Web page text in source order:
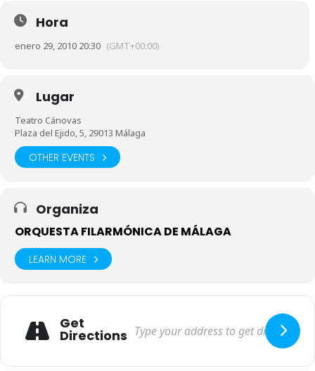
Hora
enero 29, 2010 20:30 (GMT+00:00)
Lugar
Teatro Cánovas
Plaza del Ejido, 5, 29013 Málaga
OTHER EVENTS
Organiza
ORQUESTA FILARMÓNICA DE MÁLAGA
LEARN MORE
Get
Directions